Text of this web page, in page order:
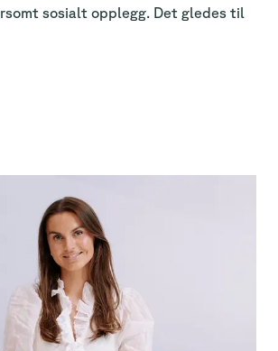
sosialt opplegg. Det gledes til